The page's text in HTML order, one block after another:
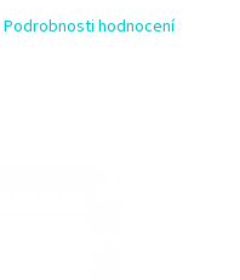
Podrobnosti hodnocení